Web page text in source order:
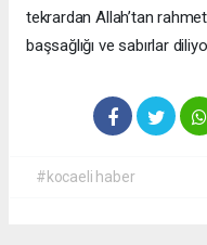
tekrardan Allah’tan
başsağlığı ve sabırlar
#kocaeli haber